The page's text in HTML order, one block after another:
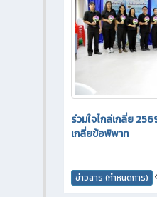
ร่วมใจไกล่เกลี่ย
เกลี่ยข้อพิพาท
ข่าวสาร (กำหนดการ)